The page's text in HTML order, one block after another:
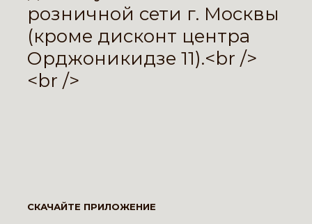
розничной сети г. Москвы
(кроме дисконт центра
Орджоникидзе 11).<br />
<br />
СКАЧАЙТЕ ПРИЛОЖЕНИЕ